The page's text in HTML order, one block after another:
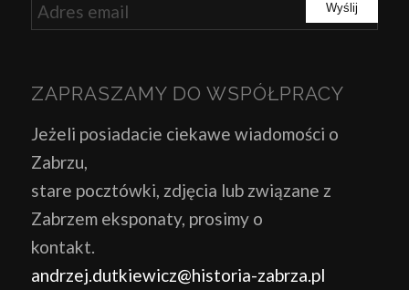
ZAPRASZAMY DO WSPÓŁPRACY
Jeżeli posiadacie ciekawe wiadomości o
Zabrzu,
stare pocztówki, zdjęcia lub związane z
Zabrzem eksponaty, prosimy o
kontakt.
andrzej.dutkiewicz@historia-zabrza.pl